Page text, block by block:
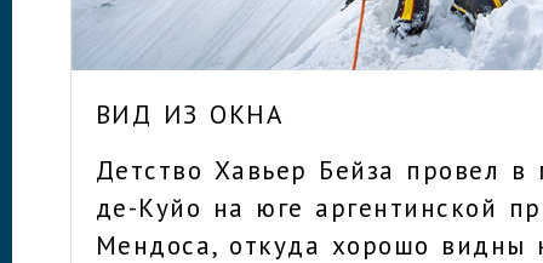
ВИД ИЗ ОКНА
Детство Хавьер Бейза провел в
де-Куйо на юге аргентинской
Мендоса, откуда хорошо видны